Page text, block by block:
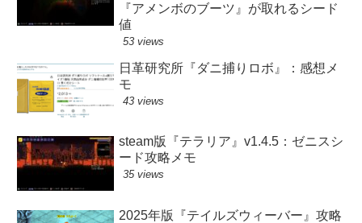
『アメンボのブーツ』が取れるシード
値
53 views
日革研究所『ダニ捕りロボ』：感想メ
モ
43 views
steam版『テラリア』v1.4.5：ゼニスシ
ード攻略メモ
35 views
2025年版『テイルズウィーバー』攻略